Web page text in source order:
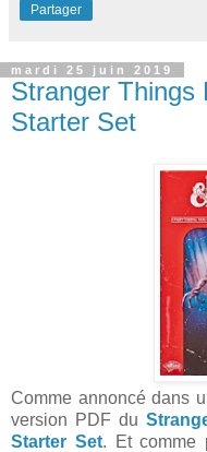
Partager
mardi 25 juin 2019
Stranger Things
Starter Set
Comme annoncé dans
version PDF du
Starter Set. Et comme